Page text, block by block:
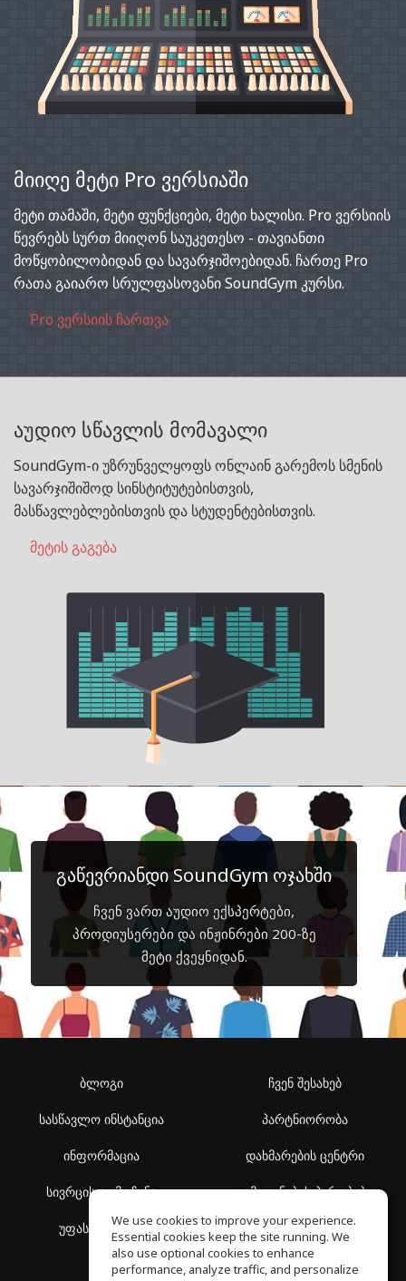
მიიღე მეტი Pro ვერსიაში
მეტი თამაში, მეტი ფუნქციები, მეტი ხალისი. Pro ვერსიის
წევრებს სურთ მიიღონ საუკეთესო - თავიანთი
მოწყობილობიდან და სავარჯიშოებიდან. ჩართე Pro
რათა გაიარო სრულფასოვანი SoundGym კურსი.
Pro ვერსიის ჩართვა
აუდიო სწავლის მომავალი
SoundGym-ი უზრუნველყოფს ონლაინ გარემოს სმენის
სავარჯიშიშოდ სინსტიტუტებისთვის,
მასწავლებლებისთვის და სტუდენტებისთვის.
მეტის გაგება
გაწევრიანდი SoundGym ოჯახში
ჩვენ ვართ აუდიო ექსპერტები,
პროდიუსერები და ინჟინრები 200-ზე
მეტი ქვეყნიდან.
ბლოგი
სასწავლო ინსტანცია
ინფორმაცია
სივრცის აღმოჩენა
უფასო სკოლა
ჩვენ შესახებ
პარტნიორობა
დახმარების ცენტრი
გამოყენების პირობები
კონფიდენციალურობის
პოლიტიკა
We use cookies to improve your experience.
Essential cookies keep the site running. We
also use optional cookies to enhance
performance, analyze traffic, and personalize